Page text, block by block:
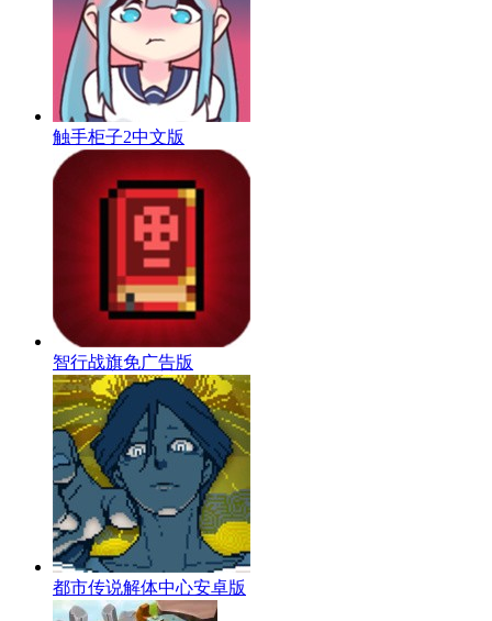
触手柜子2中文版
智行战旗免广告版
都市传说解体中心安卓版